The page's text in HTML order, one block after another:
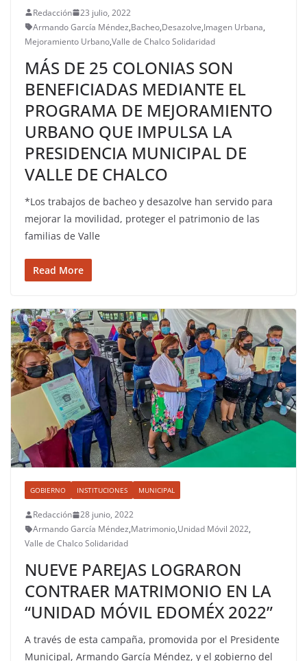
Redacción
23 julio, 2022
Armando García Méndez,Bacheo,Desazolve,Imagen Urbana,
Mejoramiento Urbano,Valle de Chalco Solidaridad
MÁS DE 25 COLONIAS SON
BENEFICIADAS MEDIANTE EL
PROGRAMA DE MEJORAMIENTO
URBANO QUE IMPULSA LA
PRESIDENCIA MUNICIPAL DE
VALLE DE CHALCO
*Los trabajos de bacheo y desazolve han servido para
mejorar la movilidad, proteger el patrimonio de las
familias de Valle
Read More
GOBIERNO INSTITUCIONES MUNICIPAL
Redacción
28 junio, 2022
Armando García Méndez,Matrimonio,Unidad Móvil 2022,
Valle de Chalco Solidaridad
NUEVE PAREJAS LOGRARON
CONTRAER MATRIMONIO EN LA
“UNIDAD MÓVIL EDOMÉX 2022”
A través de esta campaña, promovida por el Presidente
Municipal, Armando García Méndez, y el gobierno del